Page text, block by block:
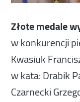
Złote medale
w konkurencji
Kwasiuk
w kata: Drabik
Czarnecki